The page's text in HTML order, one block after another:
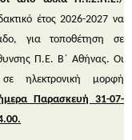
έτος 2026-2027 να
για τοποθέτηση σε
Π.Ε. Β΄ Αθήνας. Οι
ηλεκτρονική μορφή
Παρασκευή 31-07-